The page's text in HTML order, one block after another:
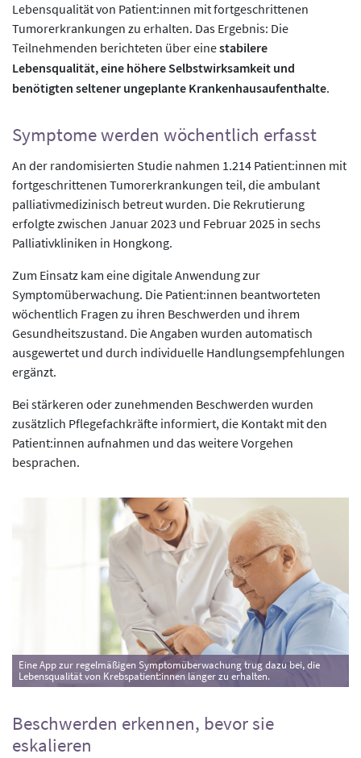
Lebensqualität von Patient:innen mit fortgeschrittenen
Tumorerkrankungen zu erhalten. Das Ergebnis: Die
Teilnehmenden berichteten über einestabilere
Lebensqualität, eine höhere Selbstwirksamkeit und
benötigten seltener ungeplante Krankenhausaufenthalte.
Symptome werden wöchentlich erfasst
An der randomisierten Studie nahmen 1.214 Patient:innen mit
fortgeschrittenen Tumorerkrankungen teil, die ambulant
palliativmedizinisch betreut wurden. Die Rekrutierung
erfolgte zwischen Januar 2023 und Februar 2025 in sechs
Palliativkliniken in Hongkong.
Zum Einsatz kam eine digitale Anwendung zur
Symptomüberwachung. Die Patient:innen beantworteten
wöchentlich Fragen zu ihren Beschwerden und ihrem
Gesundheitszustand. Die Angaben wurden automatisch
ausgewertet und durch individuelle Handlungsempfehlungen
ergänzt.
Bei stärkeren oder zunehmenden Beschwerden wurden
zusätzlich Pflegefachkräfte informiert, die Kontakt mit den
Patient:innen aufnahmen und das weitere Vorgehen
besprachen.
Eine App zur regelmäßigen Symptomüberwachung trug dazu bei, die
Lebensqualität von Krebspatient:innen länger zu erhalten.
Beschwerden erkennen, bevor sie
eskalieren